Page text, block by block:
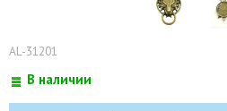
AL-31201
В наличии